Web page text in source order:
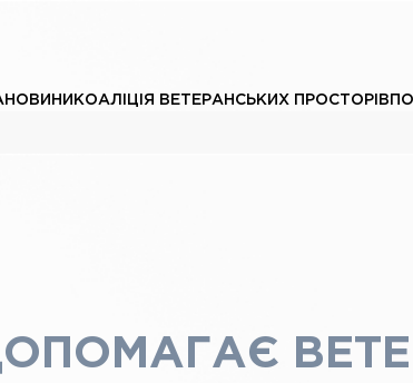
НОВИНИ КОАЛІЦІЯ ВЕТЕРАНСЬКИХ ПРОСТОРІВ